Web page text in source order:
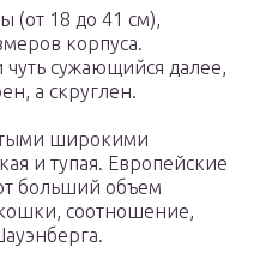
(от 18 до 41 см),
корпуса.
сужающийся далее,
а скруглен.
широкими
и тупая. Европейские
больший объем
соотношение,